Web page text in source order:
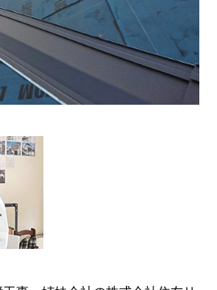
株式会社住友リフォーム外壁
200-5246/受付：8時～20
談・御見積り依頼は24時間受
替えガイドブック』無料進呈